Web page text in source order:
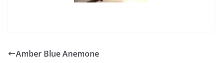
Amber Blue Anemone